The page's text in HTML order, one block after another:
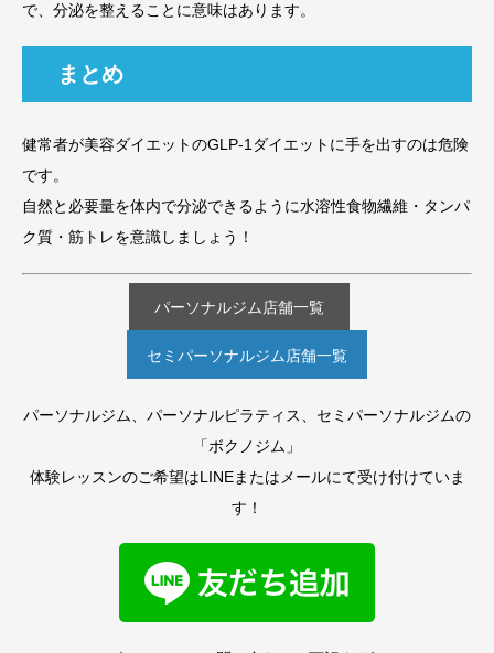
で、分泌を整えることに意味はあります。
まとめ
健常者が美容ダイエットのGLP-1ダイエットに手を出すのは危険
です。
自然と必要量を体内で分泌できるように水溶性食物繊維・タンパ
ク質・筋トレを意識しましょう！
パーソナルジム店舗一覧
セミパーソナルジム店舗一覧
パーソナルジム、パーソナルピラティス、セミパーソナルジムの
「ボクノジム」
体験レッスンのご希望はLINEまたはメールにて受け付けていま
す！